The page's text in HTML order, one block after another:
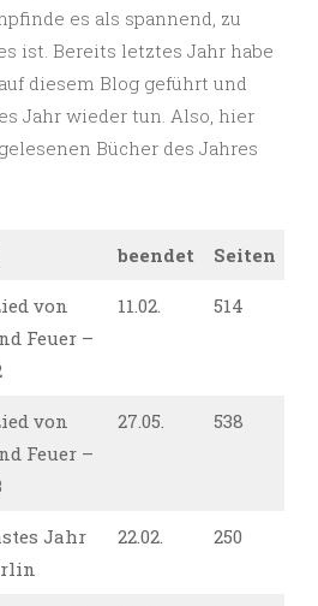
es als spannend, zu
ist. Bereits letztes Jahr habe
diesem Blog geführt und
Jahr wieder tun. Also, hier
Bücher des Jahres
beendet Seiten
von
Feuer –
11.02. 514
von
Feuer –
27.05. 538
Jahr
22.02. 250